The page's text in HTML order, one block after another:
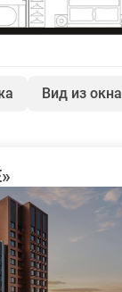
Вид из окна